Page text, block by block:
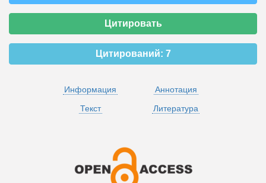
Цитировать
Цитирований: 7
Информация
Аннотация
Текст
Литература